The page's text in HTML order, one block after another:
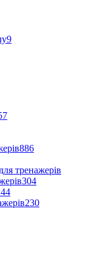
9
886
тренажерів
304
44
230